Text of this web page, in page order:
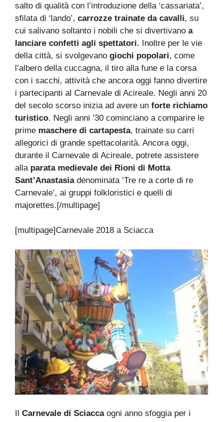
salto di qualità con l’introduzione della ‘cassariata’,
sfilata di ‘lando’, carrozze trainate da cavalli, su
cui salivano soltanto i nobili che si divertivano a
lanciare confetti agli spettatori. Inoltre per le vie
della città, si svolgevano giochi popolari, come
l’albero della cuccagna, il tiro alla fune e la corsa
con i sacchi, attività che ancora oggi fanno divertire
i partecipanti al Carnevale di Acireale. Negli anni 20
del secolo scorso inizia ad avere un forte richiamo
turistico. Negli anni ’30 cominciano a comparire le
prime maschere di cartapesta, trainate su carri
allegorici di grande spettacolarità. Ancora oggi,
durante il Carnevale di Acireale, potrete assistere
alla parata medievale dei Rioni di Motta
Sant’Anastasiadenominata ‘Tre re a corte di re
Carnevale’, ai gruppi folkloristici e quelli di
majorettes.[/multipage]
[multipage]Carnevale 2018 a Sciacca
Carnevale di Sciaccaogni anno sfoggia per i